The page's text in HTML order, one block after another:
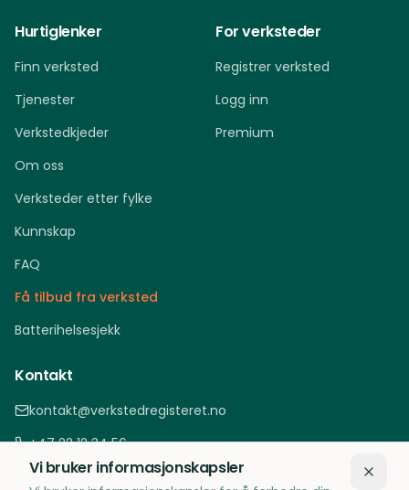
Hurtiglenker
Finn verksted
Tjenester
Verkstedkjeder
Om oss
Verksteder etter fylke
Kunnskap
FAQ
Få tilbud fra verksted
Batterihelsesjekk
For verksteder
Registrer verksted
Logg inn
Premium
Kontakt
kontakt@verkstedregisteret.no
+47 22 12 34 56
Oslo, Norge
Vi bruker informasjonskapsler